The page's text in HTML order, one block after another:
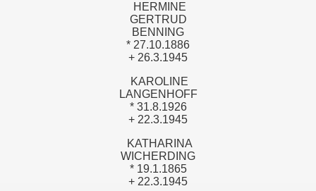
HERMINE
GERTRUD
BENNING
* 27.10.1886
+ 26.3.1945
KAROLINE
LANGENHOFF
* 31.8.1926
+ 22.3.1945
KATHARINA
WICHERDING
* 19.1.1865
+ 22.3.1945